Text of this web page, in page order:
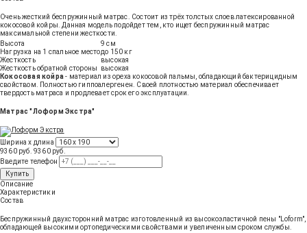
Очень жесткий беспружинный матрас. Состоит из трёх толстых слоев латексированной
кокосовой койры. Данная модель подойдет тем, кто ищет беспружинный матрас
максимальной степени жесткости.
Высота
9 см
Нагрузка на 1 спальное местодо 150 кг
Жесткость
высокая
Жесткость обратной стороны
высокая
Кокосовая койра- материал из ореха кокосовой пальмы, обладающий бактерицидным
свойством. Полностью гиппоалергенен. Своей плотностью материал обеспечивает
твердость матраса и продлевает срок его эксплуатации.
Матрас "Лоформ Экстра"
Ширина х длина
9360 руб. 9360 руб.
Введите телефон
Купить
Описание
Характеристики
Состав
Беспружинный двухсторонний матрас изготовленный из высокоэластичной пены "Loform",
обладающей высокими ортопедическими свойствами и увеличенным сроком службы.